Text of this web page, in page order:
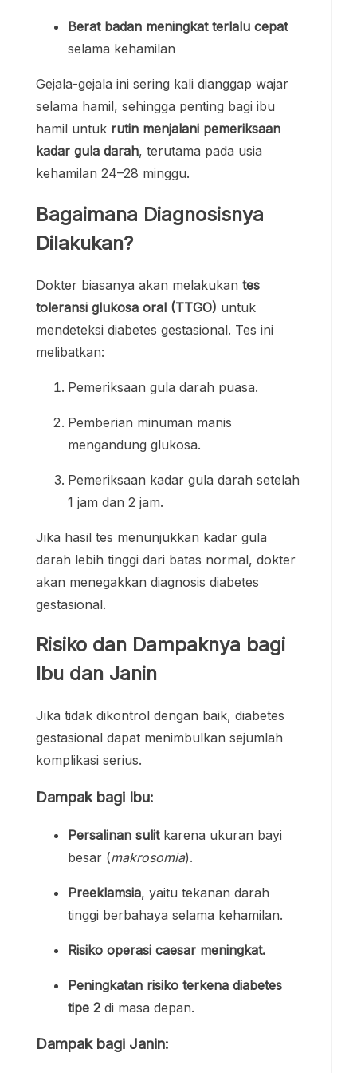
Berat badan meningkat terlalu cepat
selama kehamilan
Gejala-gejala ini sering kali dianggap wajar
selama hamil, sehingga penting bagi ibu
hamil untuk rutin menjalani pemeriksaan
kadar gula darah, terutama pada usia
kehamilan 24–28 minggu.
Bagaimana Diagnosisnya
Dilakukan?
Dokter biasanya akan melakukan tes
toleransi glukosa oral (TTGO) untuk
mendeteksi diabetes gestasional. Tes ini
melibatkan:
Pemeriksaan gula darah puasa.
Pemberian minuman manis
mengandung glukosa.
Pemeriksaan kadar gula darah setelah
1 jam dan 2 jam.
Jika hasil tes menunjukkan kadar gula
darah lebih tinggi dari batas normal, dokter
akan menegakkan diagnosis diabetes
gestasional.
Risiko dan Dampaknya bagi
Ibu dan Janin
Jika tidak dikontrol dengan baik, diabetes
gestasional dapat menimbulkan sejumlah
komplikasi serius.
Dampak bagi Ibu:
Persalinan sulitkarena ukuran bayi
besar (makrosomia).
Preeklamsia, yaitu tekanan darah
tinggi berbahaya selama kehamilan.
Risiko operasi caesar meningkat.
Peningkatan risiko terkena diabetes
tipe 2 di masa depan.
Dampak bagi Janin: